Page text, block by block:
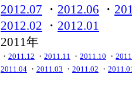
2012.07 ・ 2012.06 ・
2012.02 ・ 2012.01
2011年
・ 2011.12 ・ 2011.11 ・ 2011.10 ・
2011.04 ・ 2011.03 ・ 2011.02 ・